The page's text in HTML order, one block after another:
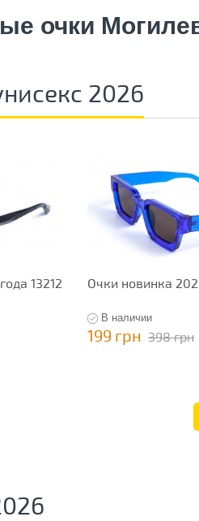
очки
2026
13212 Очки новинка
В наличии
199 грн 398 грн